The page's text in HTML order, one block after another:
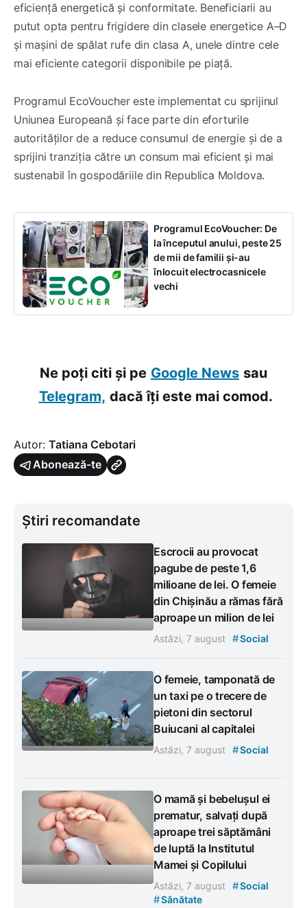
eficiență energetică și conformitate. Beneficiarii au
putut opta pentru frigidere din clasele energetice A–D
și mașini de spălat rufe din clasa A, unele dintre cele
mai eficiente categorii disponibile pe piață.
Programul EcoVoucher este implementat cu sprijinul
Uniunea Europeană și face parte din eforturile
autorităților de a reduce consumul de energie și de a
sprijini tranziția către un consum mai eficient și mai
sustenabil în gospodăriile din Republica Moldova.
Programul EcoVoucher: De
la începutul anului, peste 25
de mii de familii și-au
înlocuit electrocasnicele
vechi
Ne poți citi și pe Google News sau
Telegram, dacă îți este mai comod.
Autor: Tatiana Cebotari
Abonează-te
Știri recomandate
Escrocii au provocat
pagube de peste 1,6
milioane de lei. O femeie
din Chișinău a rămas fără
aproape un milion de lei
Astăzi, 7 august #Social
O femeie, tamponată de
un taxi pe o trecere de
pietoni din sectorul
Buiucani al capitalei
Astăzi, 7 august #Social
O mamă și bebelușul ei
prematur, salvați după
aproape trei săptămâni
de luptă la Institutul
Mamei și Copilului
Astăzi, 7 august #Social
#Sănătate